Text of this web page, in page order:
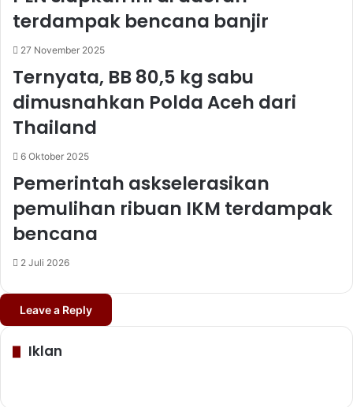
terdampak bencana banjir
27 November 2025
Ternyata, BB 80,5 kg sabu
dimusnahkan Polda Aceh dari
Thailand
6 Oktober 2025
Pemerintah askselerasikan
pemulihan ribuan IKM terdampak
bencana
2 Juli 2026
Leave a Reply
Iklan